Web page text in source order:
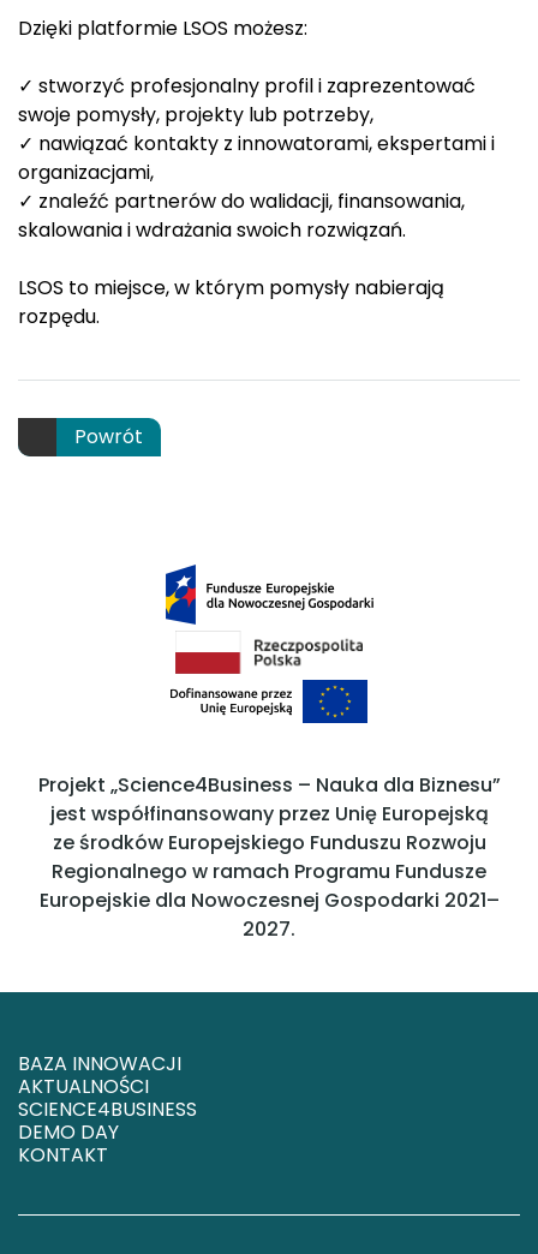
Dzięki platformie LSOS możesz:
✓ stworzyć profesjonalny profil i zaprezentować
swoje pomysły, projekty lub potrzeby,
✓ nawiązać kontakty z innowatorami, ekspertami i
organizacjami,
✓ znaleźć partnerów do walidacji, finansowania,
skalowania i wdrażania swoich rozwiązań.
LSOS to miejsce, w którym pomysły nabierają
rozpędu.
Powrót
Projekt „Science4Business – Nauka dla Biznesu”
jest współfinansowany przez Unię Europejską
ze środków Europejskiego Funduszu Rozwoju
Regionalnego w ramach Programu Fundusze
Europejskie dla Nowoczesnej Gospodarki 2021–
2027.
BAZA INNOWACJI
AKTUALNOŚCI
SCIENCE4BUSINESS
DEMO DAY
KONTAKT